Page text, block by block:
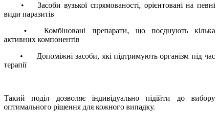
•
Засоби вузької спрямованості, орієнтовані на певні
види паразитів
•
Комбіновані препарати, що поєднують кілька
активних компонентів
•
Допоміжні засоби, які підтримують організм під час
терапії
Такий поділ дозволяє індивідуально підійти до вибору
оптимального рішення для кожного випадку.